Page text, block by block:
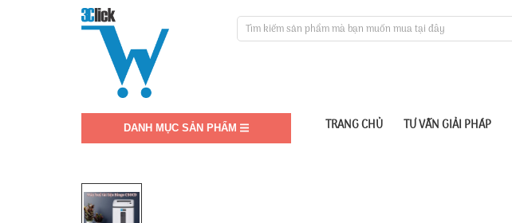
DANH MỤC SẢN PHẨM TRANG CHỦ TƯ VẤN GIẢI PHÁP